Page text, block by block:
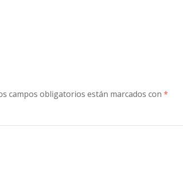
campos obligatorios están marcados con *